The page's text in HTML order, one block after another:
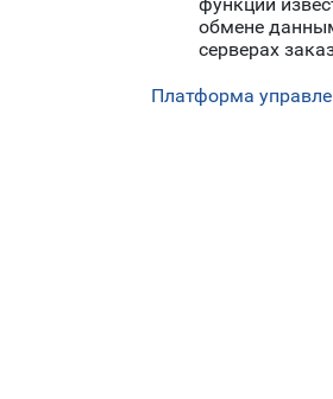
обмене
серверах
Платформа